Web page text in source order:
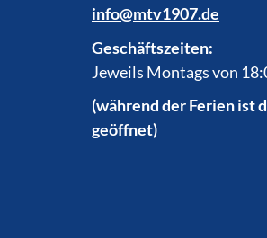
info@mtv1907.de
Geschäftszeiten:
Jeweils Montags von
(während der Ferien ist
geöffnet)